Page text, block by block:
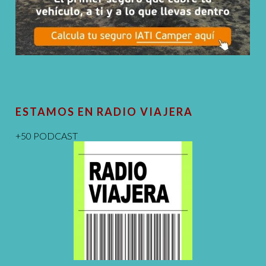
ESTAMOS EN RADIO VIAJERA
+50 PODCAST